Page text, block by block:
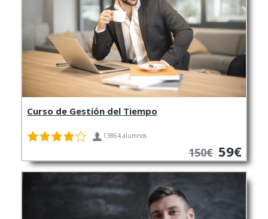
Curso de Gestión del Tiempo
13864 alumnos
150€ 59€